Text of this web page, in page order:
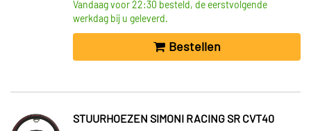
Vandaag voor 22:30 besteld, de eerstvolgende
werkdag bij u geleverd.
Bestellen
STUURHOEZEN SIMONI RACING SR CVT40